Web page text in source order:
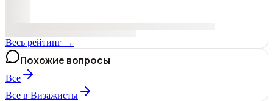
Весь рейтинг →
Похожие вопросы
Все
Все в Визажисты